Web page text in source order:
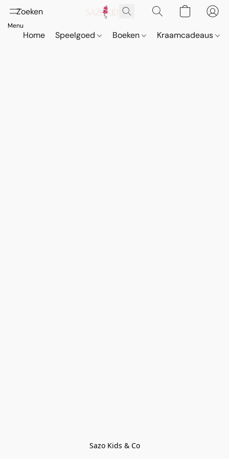
Home Speelgoed Boeken Kraamcadeaus
Sazo Kids & Co